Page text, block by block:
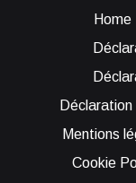
Home
Mentions
Cookie